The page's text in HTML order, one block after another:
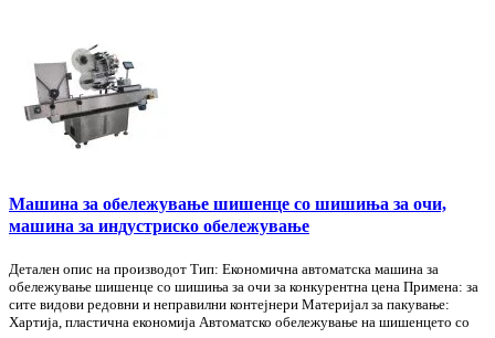
Машина за обележување шишенце со шишиња за очи,
машина за индустриско обележување
Детален опис на производот Тип: Економична автоматска машина за
обележување шишенце со шишиња за очи за конкурентна цена Примена: за
сите видови редовни и неправилни контејнери Материјал за пакување:
Хартија, пластична економија Автоматско обележување на шишенцето со